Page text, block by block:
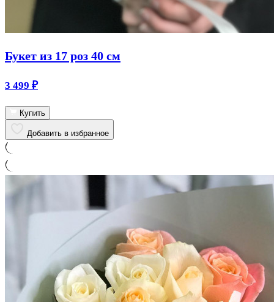
Букет из 17 роз 40 см
3 499 ₽
Купить
Добавить в избранное